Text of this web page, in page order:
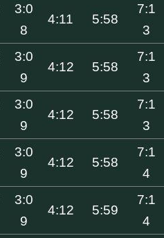
3:0
8
4:11 5:58
7:1
3
3:0
9
4:12 5:58
7:1
3
3:0
9
4:12 5:58
7:1
3
3:0
9
4:12 5:58
7:1
4
3:0
9
4:12 5:59
7:1
4